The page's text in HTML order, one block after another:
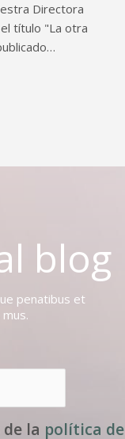
Directora
título "La otra
blog
penatibus et
la política de